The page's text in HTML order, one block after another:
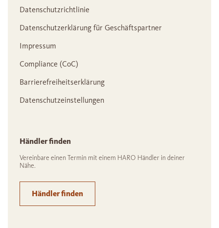
Datenschutzrichtlinie
Datenschutzerklärung für Geschäftspartner
Impressum
Compliance (CoC)
Barrierefreiheitserklärung
Datenschutzeinstellungen
Händler finden
Vereinbare einen Termin mit einem HARO Händler in deiner
Nähe.
Händler finden